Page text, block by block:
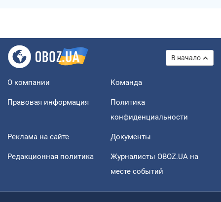
В начало
О компании Команда
Правовая информация
Политика
конфиденциальности
Реклама на сайте Документы
Редакционная политика
Журналисты OBOZ.UA на
месте событий